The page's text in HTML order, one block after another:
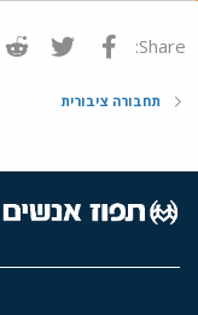
Share: פייסבוק
תחבורה ציבורית